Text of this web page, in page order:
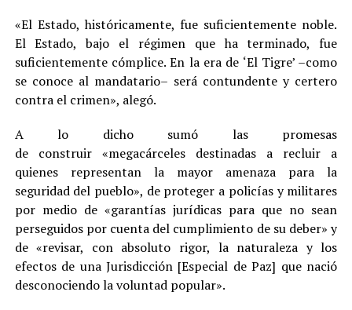
«El Estado, históricamente, fue suficientemente noble.
El Estado, bajo el régimen que ha terminado, fue
suficientemente cómplice. En la era de ‘El Tigre’ –como
se conoce al mandatario– será contundente y certero
contra el crimen», alegó.
A lo dicho sumó las promesas
de construir «megacárceles destinadas a recluir a
quienes representan la mayor amenaza para la
seguridad del pueblo», de proteger a policías y militares
por medio de «garantías jurídicas para que no sean
perseguidos por cuenta del cumplimiento de su deber» y
de «revisar, con absoluto rigor, la naturaleza y los
efectos de una Jurisdicción [Especial de Paz] que nació
desconociendo la voluntad popular».